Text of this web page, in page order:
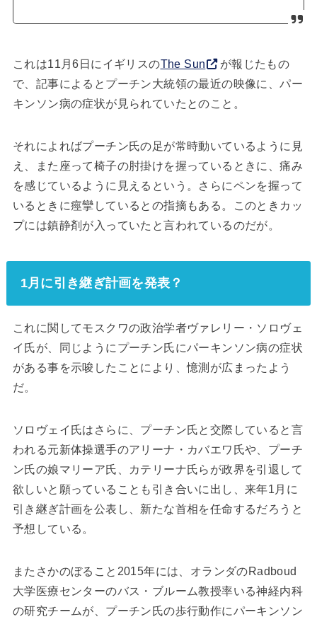
これは11月6日にイギリスのThe Sun
が報じたもの
で、記事によるとプーチン大統領の最近の映像に、パー
キンソン病の症状が見られていたとのこと。
それによればプーチン氏の足が常時動いているように見
え、また座って椅子の肘掛けを握っているときに、痛み
を感じているように見えるという。さらにペンを握って
いるときに痙攣しているとの指摘もある。このときカッ
プには鎮静剤が入っていたと言われているのだが。
1月に引き継ぎ計画を発表？
これに関してモスクワの政治学者ヴァレリー・ソロヴェ
イ氏が、同じようにプーチン氏にパーキンソン病の症状
がある事を示唆したことにより、憶測が広まったよう
だ。
ソロヴェイ氏はさらに、プーチン氏と交際していると言
われる元新体操選手のアリーナ・カバエワ氏や、プーチ
ン氏の娘マリーア氏、カテリーナ氏らが政界を引退して
欲しいと願っていることも引き合いに出し、来年1月に
引き継ぎ計画を公表し、新たな首相を任命するだろうと
予想している。
またさかのぼること2015年には、オランダのRadboud
大学医療センターのバス・ブルーム教授率いる神経内科
の研究チームが、プーチン氏の歩行動作にパーキンソン